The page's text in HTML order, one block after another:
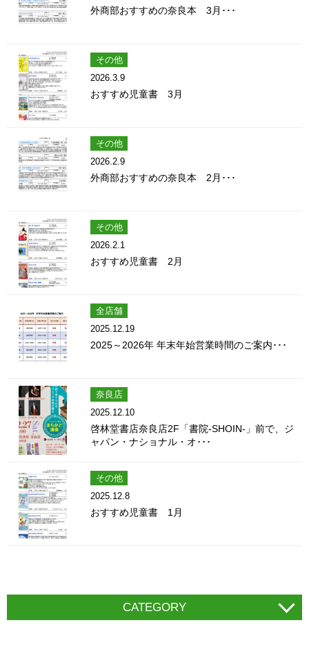
外商部おすすめの奈良本 3月･･･
その他
2026.3.9
おすすめ児童書 3月
その他
2026.2.9
外商部おすすめの奈良本 2月･･･
その他
2026.2.1
おすすめ児童書 2月
全店舗
2025.12.19
2025～2026年 年末年始営業時間のご案内･･･
奈良店
2025.12.10
啓林堂書店奈良店2F「書院-SHOIN-」前で、ジ
ャパン・ナショナル・オ･･･
その他
2025.12.8
おすすめ児童書 1月
CATEGORY